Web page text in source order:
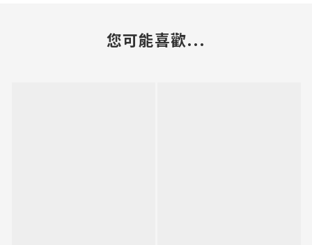
您可能喜歡...